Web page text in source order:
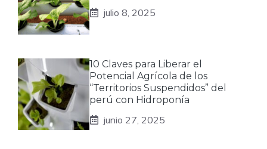
julio 8, 2025
10 Claves para Liberar el
Potencial Agrícola de los
“Territorios Suspendidos” del
perú con Hidroponía
junio 27, 2025